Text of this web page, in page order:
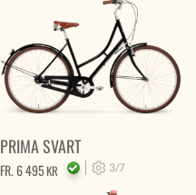
PRIMA SVART
FR.6 495KR 3/7